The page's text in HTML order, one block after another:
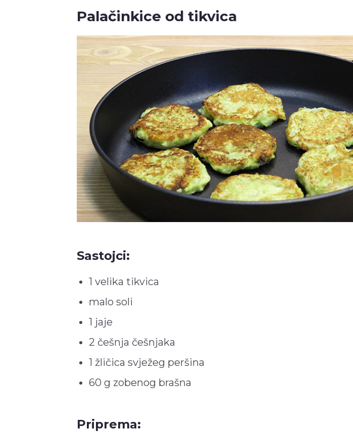
Palačinkice od tikvica
Sastojci:
1 velika tikvica
malo soli
1 jaje
2 češnja češnjaka
1 žličica svježeg peršina
60 g zobenog brašna
Priprema: